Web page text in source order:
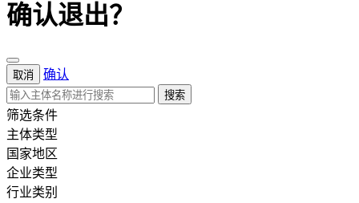
确认退出？
取消 确认
搜索
筛选条件
主体类型
国家地区
企业类型
行业类别